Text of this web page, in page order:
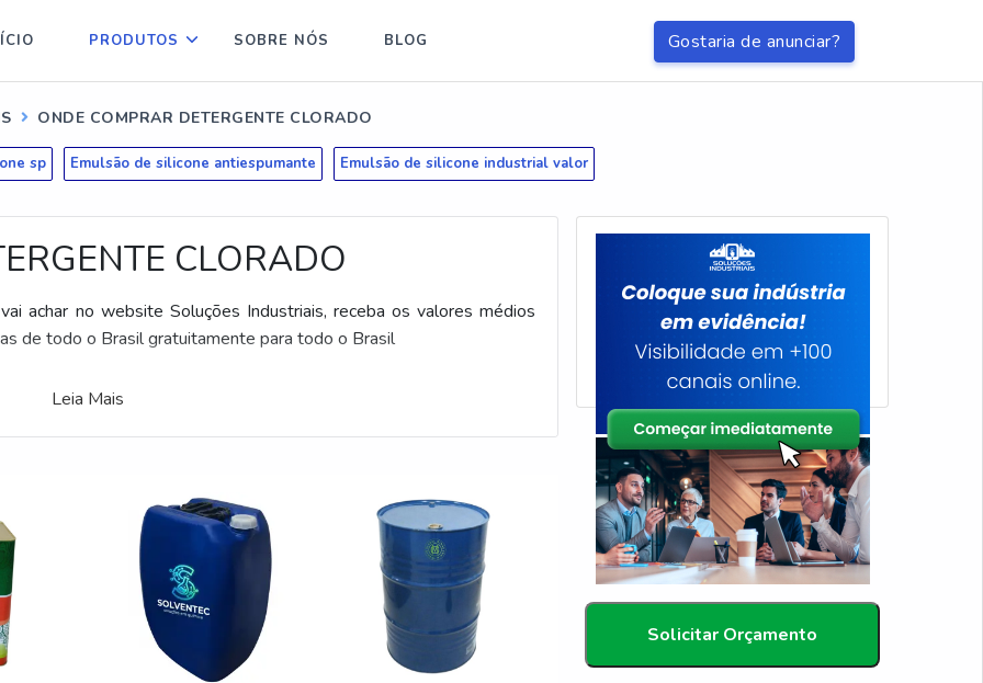
Gostaria de anunciar?
PRODUTOS SOBRE NÓS BLOG
ONDE COMPRAR DETERGENTE CLORADO
sp Emulsão de silicone antiespumante Emulsão de silicone industrial valor
CLORADO
achar no website Soluções Industriais, receba os valores médios
de todo o Brasil gratuitamente para todo o Brasil
Leia Mais
Solicitar Orçamento